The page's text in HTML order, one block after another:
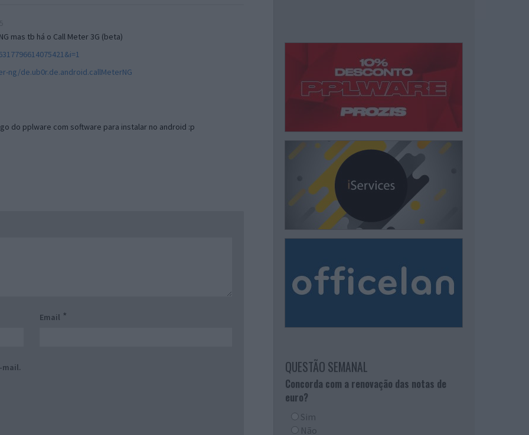
mas tb há o Call Meter 3G (beta)
ng/de.ub0r.de.android.callMeterNG
do pplware com software para instalar no android :p
Email *
mail. QUESTÃO SEMANAL
Concorda com a renovação das notas de
euro?
Sim
Não